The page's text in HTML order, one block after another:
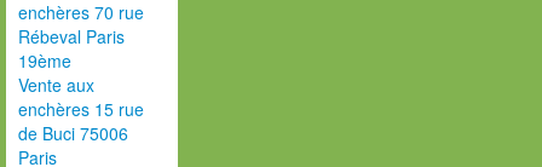
enchères 70 rue
Rébeval Paris
19ème
Vente aux
enchères 15 rue
de Buci 75006
Paris